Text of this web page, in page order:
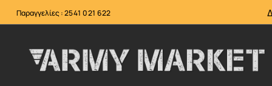
Παραγγελίες :2541 021 622